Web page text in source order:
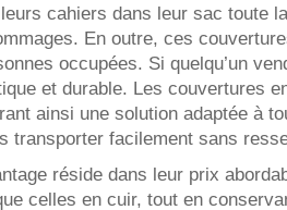
cahiers dans leur sac toute
En outre, ces
occupées. Si quelqu’un
et durable. Les couvertures
ainsi une solution adaptée à
transporter facilement sans
réside dans leur prix
celles en cuir, tout en